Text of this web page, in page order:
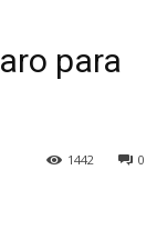
para
0
1442